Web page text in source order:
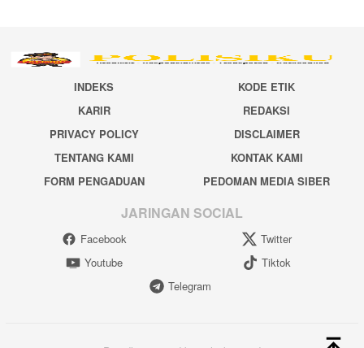
INDEKS
KODE ETIK
KARIR
REDAKSI
PRIVACY POLICY
DISCLAIMER
TENTANG KAMI
KONTAK KAMI
FORM PENGADUAN
PEDOMAN MEDIA SIBER
JARINGAN SOCIAL
Facebook
Twitter
Youtube
Tiktok
Telegram